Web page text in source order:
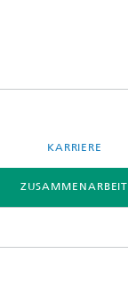
KARRIERE
ZUSAMMENARBEIT